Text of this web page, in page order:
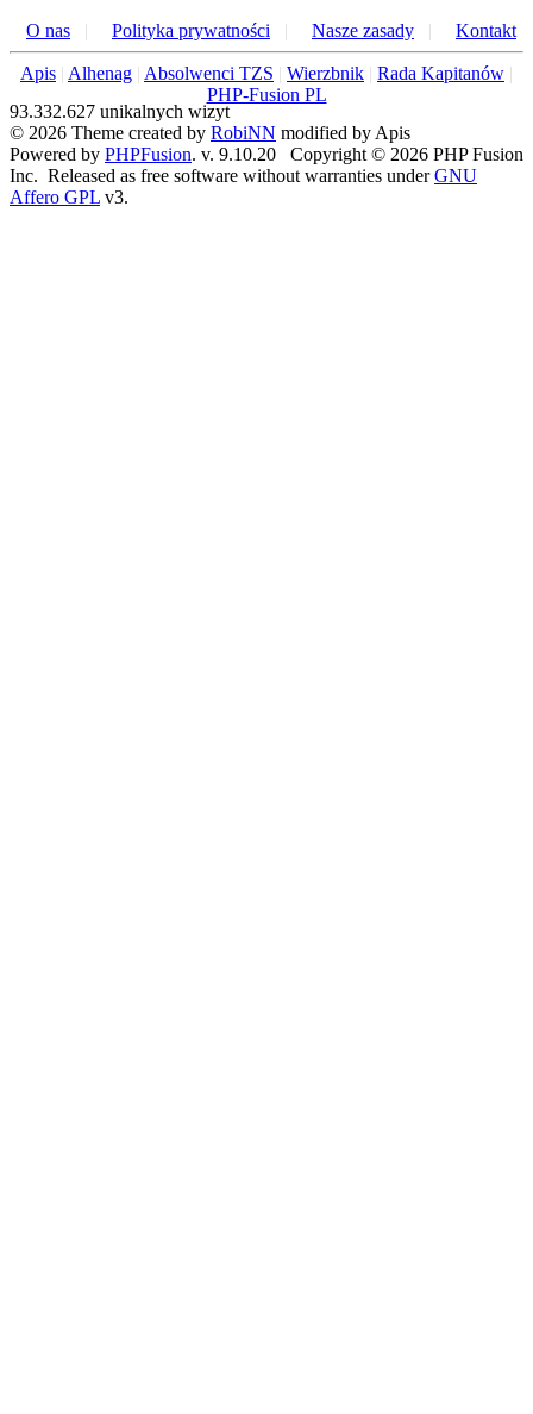
O nas | Polityka prywatności | Nasze zasady | Kontakt
Apis | Alhenag | Absolwenci TZS | Wierzbnik | Rada Kapitanów |
PHP-Fusion PL
93.332.627 unikalnych wizyt
© 2026 Theme created by RobiNN modified by Apis
Powered by PHPFusion. v. 9.10.20 Copyright © 2026 PHP Fusion
Inc. Released as free software without warranties underGNU
Affero GPL v3.